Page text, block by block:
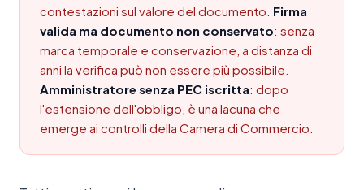
contestazioni sul valore del documento. Firma
valida ma documento non conservato: senza
marca temporale e conservazione, a distanza di
anni la verifica può non essere più possibile.
Amministratore senza PEC iscritta: dopo
l'estensione dell'obbligo, è una lacuna che
emerge ai controlli della Camera di Commercio.